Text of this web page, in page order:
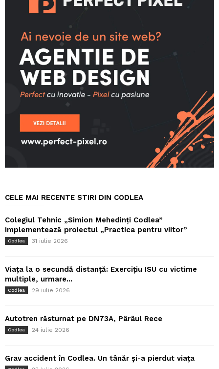
CELE MAI RECENTE STIRI DIN CODLEA
Colegiul Tehnic „Simion Mehedinți Codlea”
implementează proiectul „Practica pentru viitor”
Codlea 31 iulie 2026
Viața la o secundă distanță: Exercițiu ISU cu victime
multiple, urmare...
Codlea 29 iulie 2026
Autotren răsturnat pe DN73A, Pârâul Rece
Codlea 24 iulie 2026
Grav accident în Codlea. Un tânăr și-a pierdut viața